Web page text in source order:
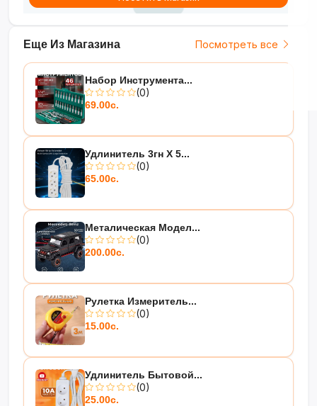
– Можно использовать как ночник.
– Не мешает сну и отдыху.
– Идеально для использования ночью.
Рекомендации
– Используйте фильтрованную воду.
– Не заливайте воду выше максимальной
отметки.
Подарок
– Стильный, компактный и полезный — отличный
подарок для близких!
Еще Из Магазина Посмотреть все
Набор Инструмента...
(0)
69.00с.
Удлинитель 3гн Х 5...
(0)
65.00с.
Металическая Модел...
(0)
200.00с.
Рулетка Измеритель...
(0)
15.00с.
Удлинитель Бытовой...
(0)
25.00с.